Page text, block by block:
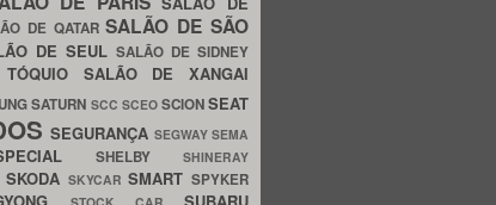
DE QATARSALÃO DE SÃO
DE SEUL SALÃO DE SIDNEY
SALÃO DE XANGAI
SATURN SCC SCEO SCIONSEAT
SEGURANÇA SEGWAYSEMA
SHELBY SHINERAY
SKODA SKYCARSMART SPYKER